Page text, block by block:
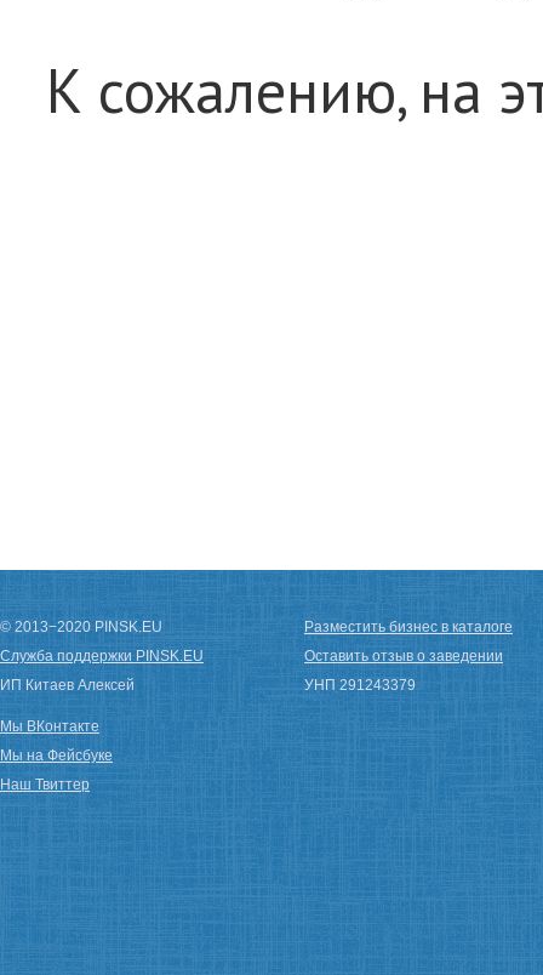
К сожалению, на
© 2013−2020 PINSK.EU
Служба поддержки PINSK.EU
ИП Китаев Алексей
Разместить бизнес в каталоге
Оставить отзыв о заведении
УНП 291243379
Мы ВКонтакте
Мы на Фейсбуке
Наш Твиттер